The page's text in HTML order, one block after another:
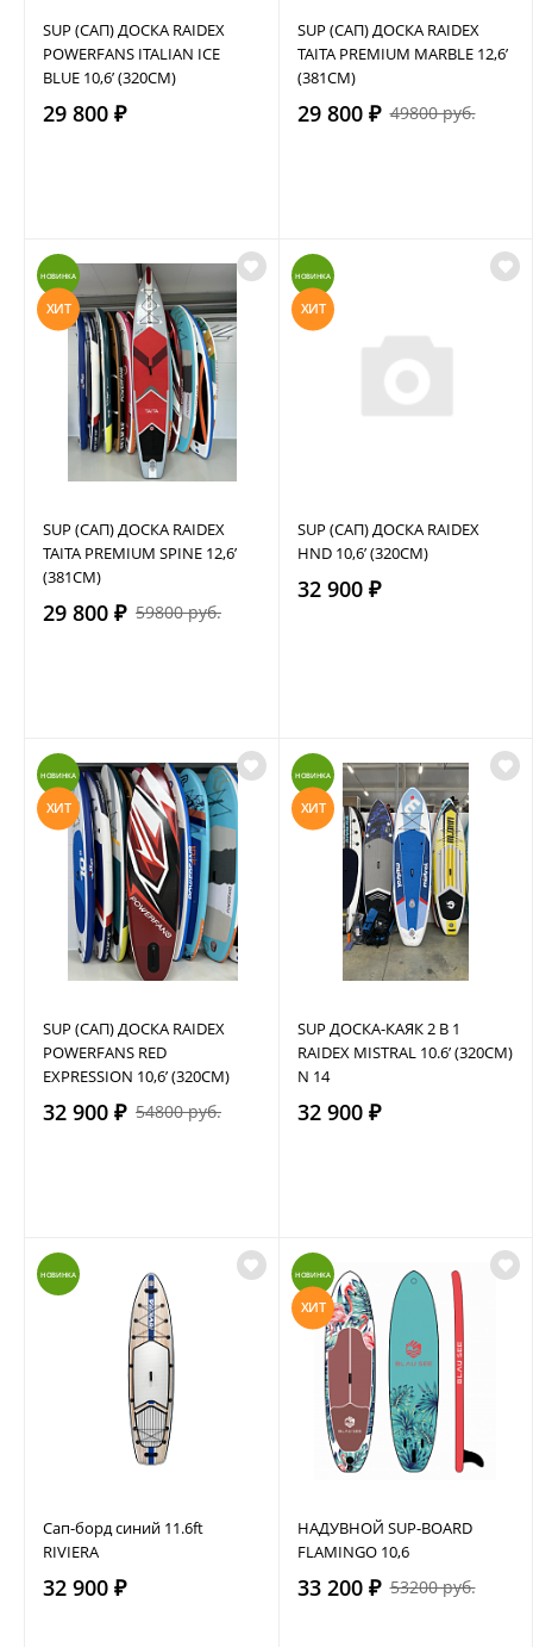
SUP (САП) ДОСКА RAIDEX
POWERFANS ITALIAN ICE
BLUE 10,6’ (320СМ)
29 800 ₽
SUP (САП) ДОСКА RAIDEX
TAITA PREMIUM MARBLE 12,6’
(381СМ)
29 800 ₽ 49800 руб.
НОВИНКА
ХИТ
SUP (САП) ДОСКА RAIDEX
TAITA PREMIUM SPINE 12,6’
(381СМ)
29 800 ₽ 59800 руб.
НОВИНКА
ХИТ
SUP (САП) ДОСКА RAIDEX
HND 10,6’ (320СМ)
32 900 ₽
НОВИНКА
ХИТ
SUP (САП) ДОСКА RAIDEX
POWERFANS RED
EXPRESSION 10,6’ (320СМ)
32 900 ₽ 54800 руб.
НОВИНКА
ХИТ
SUP ДОСКА-КАЯК 2 В 1
RAIDEX MISTRAL 10.6’ (320СМ)
N 14
32 900 ₽
НОВИНКА
Сап-борд синий 11.6ft
RIVIERA
32 900 ₽
НОВИНКА
ХИТ
НАДУВНОЙ SUP-BOARD
FLAMINGO 10,6
33 200 ₽ 53200 руб.